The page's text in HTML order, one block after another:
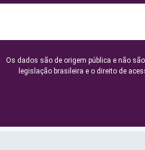
Os dados são de origem pública e não
legislação brasileira e o direito de